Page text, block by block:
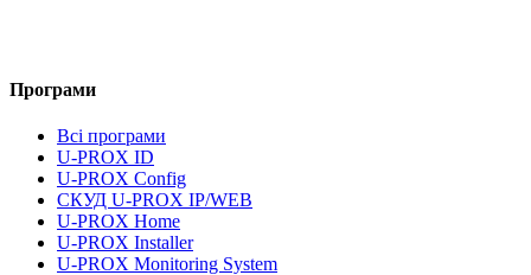
Програми
Всі програми
U-PROX ID
U-PROX Config
СКУД U-PROX IP/WEB
U-PROX Home
U-PROX Installer
U-PROX Monitoring System